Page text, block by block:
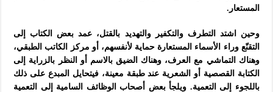
المستعار.
وحين اشتد التطرف والتكفير والتهديد بالقتل، عمد بعض الكتاب إلى
التقنّع وراء الأسماء المستعارة حماية لأنفسهم، أو مركز الكاتب الطبقي،
وهناك التماشي مع العرف، وهناك الضيق بالاسم أو النظر بالزراية إلى
الكتابة القصصية أو الشعرية عند طبقة معينة، فيتحايل المبدع على ذلك
باللجوء إلى التعمية. ويلجأ بعض أصحاب الوظائف السامية إلى التعمية